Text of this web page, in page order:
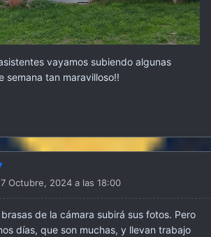
vayamos subiendo algunas
semana tan maravilloso!!
7 Octubre, 2024 a las 18:00
de la cámara subirá sus fotos. Pero
días, que son muchas, y llevan trabajo